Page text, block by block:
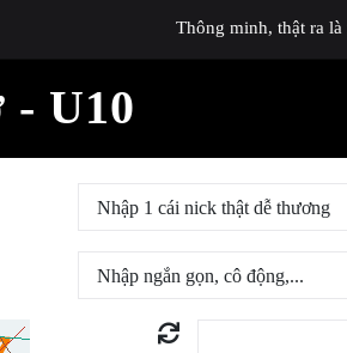
Thông minh, thật ra
- U10